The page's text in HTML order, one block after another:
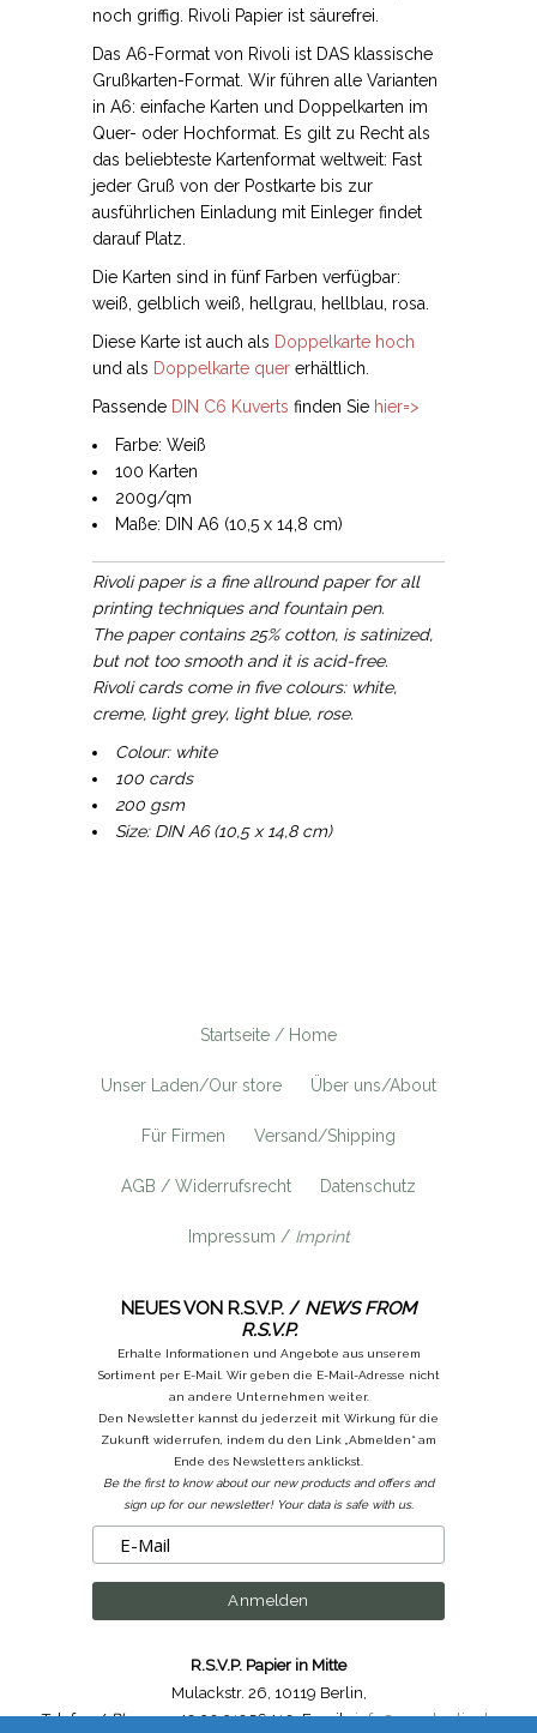
noch griffig. Rivoli Papier ist säurefrei.
Das A6-Format von Rivoli ist DAS klassische
Grußkarten-Format. Wir führen alle Varianten
in A6: einfache Karten und Doppelkarten im
Quer- oder Hochformat. Es gilt zu Recht als
das beliebteste Kartenformat weltweit: Fast
jeder Gruß von der Postkarte bis zur
ausführlichen Einladung mit Einleger findet
darauf Platz.
Die Karten sind in fünf Farben verfügbar:
weiß, gelblich weiß, hellgrau, hellblau, rosa.
Diese Karte ist auch als Doppelkarte hoch
und als Doppelkarte quer erhältlich.
Passende DIN C6 Kuverts finden Sie hier=>
Farbe: Weiß
100 Karten
200g/qm
Maße: DIN A6 (10,5 x 14,8 cm)
Rivoli paper is a fine allround paper for all
printing techniques and fountain pen.
The paper contains 25% cotton, is satinized,
but not too smooth and it is acid-free.
Rivoli cards come in five colours: white,
creme, light grey, light blue, rose.
Colour: white
100 cards
200 gsm
Size: DIN A6 (10,5 x 14,8 cm)
Startseite / Home
Unser Laden/Our store Über uns/About
Für Firmen Versand/Shipping
AGB / Widerrufsrecht Datenschutz
Impressum / Imprint
NEUES VON R.S.V.P. / NEWS FROM
R.S.V.P.
Erhalte Informationen und Angebote aus unserem
Sortiment per E-Mail. Wir geben die E-Mail-Adresse nicht
an andere Unternehmen weiter.
Den Newsletter kannst du jederzeit mit Wirkung für die
Zukunft widerrufen, indem du den Link „Abmelden“ am
Ende des Newsletters anklickst.
Be the first to know about our new products and offers and
sign up for our newsletter! Your data is safe with us.
R.S.V.P. Papier in Mitte
Mulackstr. 26 10119 Berlin
Telefon /Phone: ++49.30.31956410,Email :info@rsvp-berlin.de